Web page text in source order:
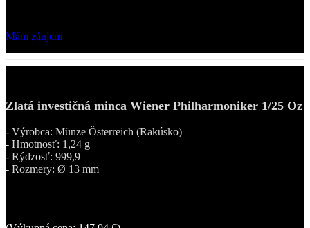
Mám záujem
Zlatá investičná minca Wiener Philharmoniker 1/25 Oz
- Výrobca: Münze Österreich (Rakúsko)
- Hmotnosť: 1,24 g
- Rýdzosť: 999,9
- Rozmery: Ø 13 mm